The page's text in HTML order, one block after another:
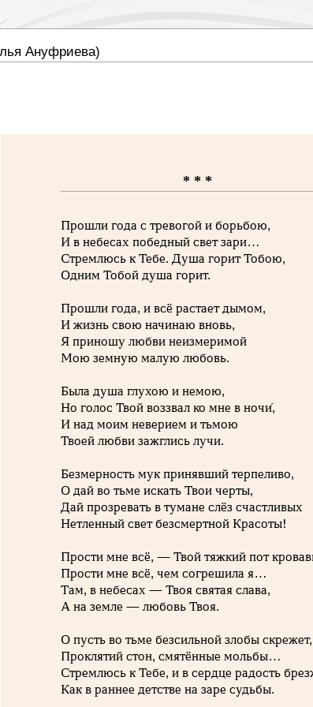
Ануфриева)
* * *
Прошли года с тревогой и борьбою,
И в небесах победный свет зари…
Стремлюсь к Тебе. Душа горит Тобою,
Одним Тобой душа горит.
Прошли года, и всё растает дымом,
И жизнь свою начинаю вновь,
Я приношу любви неизмеримой
Мою земную малую любовь.
Была душа глухою и немою,
Но голос Твой воззвал ко мне в ночи́,
И над моим неверием и тьмою
Твоей любви зажглись лучи.
Безмерность мук принявший терпеливо,
О дай во тьме искать Твои черты,
Дай прозревать в тумане слёз счастливых
Нетленный свет безсмертной Красоты!
Прости мне всё, — Твой тяжкий пот
Прости мне всё, чем согрешила я…
Там, в небесах — Твоя святая слава,
А на земле — любовь Твоя.
О пусть во тьме безсильной злобы скрежет,
Проклятий стон, смятённые мольбы…
Стремлюсь к Тебе, и в сердце радость
Как в раннее детстве на заре судьбы.